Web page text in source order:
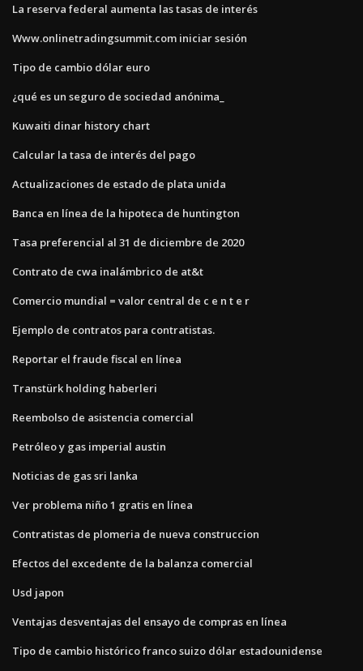
La reserva federal aumenta las tasas de interés
Www.onlinetradingsummit.com iniciar sesión
Tipo de cambio dólar euro
¿qué es un seguro de sociedad anónima_
Kuwaiti dinar history chart
Calcular la tasa de interés del pago
Actualizaciones de estado de plata unida
Banca en línea de la hipoteca de huntington
Tasa preferencial al 31 de diciembre de 2020
Contrato de cwa inalámbrico de at&t
Comercio mundial = valor central de c e n t e r
Ejemplo de contratos para contratistas.
Reportar el fraude fiscal en línea
Transtürk holding haberleri
Reembolso de asistencia comercial
Petróleo y gas imperial austin
Noticias de gas sri lanka
Ver problema niño 1 gratis en línea
Contratistas de plomeria de nueva construccion
Efectos del excedente de la balanza comercial
Usd japon
Ventajas desventajas del ensayo de compras en línea
Tipo de cambio histórico franco suizo dólar estadounidense